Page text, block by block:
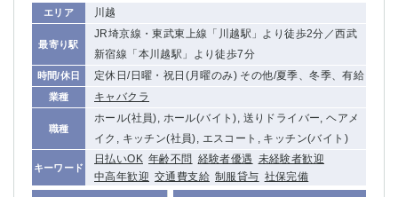
エリア 川越
最寄り駅
JR埼京線・東武東上線「川越駅」より徒歩2分／西武
新宿線「本川越駅」より徒歩7分
時間/休日 定休日/日曜・祝日(月曜のみ) その他/夏季、冬季、有給
業種 キャバクラ
職種
ホール(社員), ホール(バイト), 送りドライバー, ヘアメ
イク, キッチン(社員), エスコート, キッチン(バイト)
キーワード
日払いOK 年齢不問 経験者優遇 未経験者歓迎
中高年歓迎 交通費支給 制服貸与 社保完備
蒲田東口
立川（南口）
新宿
浜松町
西葛西
中野
葛西
府中
ひばりヶ丘（北口）
学芸大学
吉祥寺（南口／公園口） 小作・羽村・福生エリア
自由が丘
吉祥寺（北口／東口）
四谷
錦糸町南口